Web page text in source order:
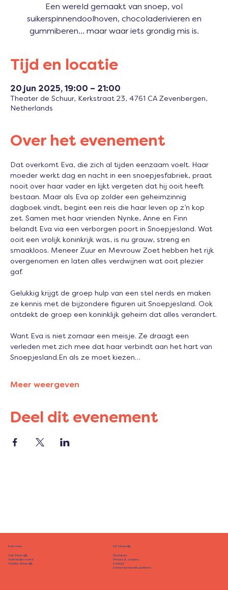
Een wereld gemaakt van snoep, vol
suikerspinnendoolhoven, chocoladerivieren en
gummiberen… maar waar iets grondig mis is.
Tijd en locatie
20 jun 2025, 19:00 – 21:00
Theater de Schuur, Kerkstraat 23, 4761 CA Zevenbergen,
Netherlands
Over het evenement
Dat overkomt Eva, die zich al tijden eenzaam voelt. Haar
moeder werkt dag en nacht in een snoepjesfabriek, praat
nooit over haar vader en lijkt vergeten dat hij ooit heeft
bestaan. Maar als Eva op zolder een geheimzinnig
dagboek vindt, begint een reis die haar leven op z’n kop
zet. Samen met haar vrienden Nynke, Anne en Finn
belandt Eva via een verborgen poort in Snoepjesland. Wat
ooit een vrolijk koninkrijk was, is nu grauw, streng en
smaakloos. Meneer Zuur en Mevrouw Zoet hebben het rijk
overgenomen en laten alles verdwijnen wat ooit plezier
gaf.
Gelukkig krijgt de groep hulp van een stel nerds en maken
ze kennis met de bijzondere figuren uit Snoepjesland. Ook
ontdekt de groep een koninklijk geheim dat alles verandert.
Want Eva is niet zomaar een meisje. Ze draagt een
verleden met zich mee dat haar verbindt aan het hart van
Snoepjesland.En als ze moet kiezen…
Meer weergeven
Deel dit evenement
Snel naar
Visit Moerdijk
Aanmelden event
Ontdek Moerdijk
UIT Moerdijk
Disclaimer
Privacy & cookies
Contact
Samenwerkende partners